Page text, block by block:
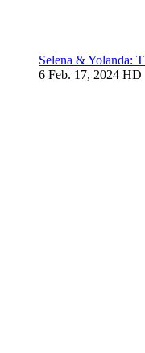
Selena & Yolanda:
6 Feb. 17, 2024 HD